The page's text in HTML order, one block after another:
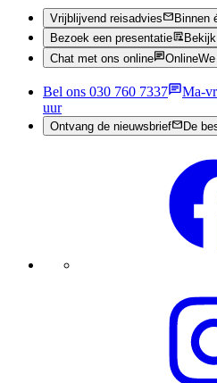
Vrijblijvend reisadvies
Binnen
Bezoek een presentatie
Chat met ons online
Online
Bel ons 030 760 7337
Ma-
uur
Ontvang de nieuwsbrief De